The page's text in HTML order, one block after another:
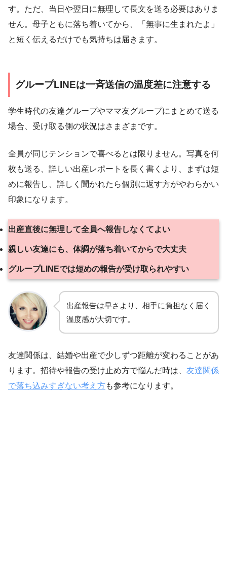
す。ただ、当日や翌日に無理して長文を送る必要はありま
せん。母子ともに落ち着いてから、「無事に生まれたよ」
と短く伝えるだけでも気持ちは届きます。
グループLINEは一斉送信の温度差に注意する
学生時代の友達グループやママ友グループにまとめて送る
場合、受け取る側の状況はさまざまです。
全員が同じテンションで喜べるとは限りません。写真を何
枚も送る、詳しい出産レポートを長く書くより、まずは短
めに報告し、詳しく聞かれたら個別に返す方がやわらかい
印象になります。
出産直後に無理して全員へ報告しなくてよい
親しい友達にも、体調が落ち着いてからで大丈夫
グループLINEでは短めの報告が受け取られやすい
出産報告は早さより、相手に負担なく届く
温度感が大切です。
友達関係は、結婚や出産で少しずつ距離が変わることがあ
ります。招待や報告の受け止め方で悩んだ時は、 友達関係
で落ち込みすぎない考え方も参考になります。